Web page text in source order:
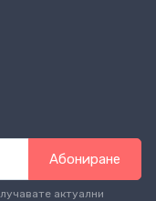
Абониране
актуални